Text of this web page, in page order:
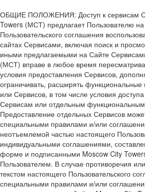
ОБЩИЕ ПОЛОЖЕНИЯ: Доступ к сервисам
Towers (МСТ) предлагает Пользователю
Пользовательского соглашения
сайтах Сервисами, включая поиск и
иными предлагаемыми на Сайте
(МСТ) вправе в любое время
условия предоставления Сервисов,
ограничивать, расширять
или Сервисов, в том числе условия
Сервисам или отдельным
Предоставление отдельных Сервисов
специальными правилами и/или
неотъемлемой частью настоящего
индивидуальными соглашениями,
форме и подписанными Moscow City
Пользователем. В случае противоречия
текстом настоящего Пользовательского
специальными правилами и/или